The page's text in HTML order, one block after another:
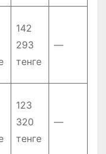
142
293
тенге
—
123
320
тенге
—